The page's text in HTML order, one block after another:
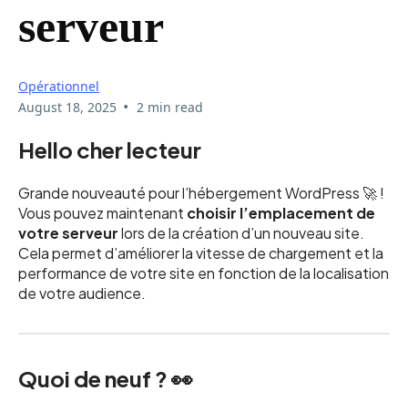
serveur
Opérationnel
August 18, 2025 • 2 min read
Hello cher lecteur
Grande nouveauté pour l’hébergement WordPress 🚀 !
Vous pouvez maintenant choisir l’emplacement de
votre serveurlors de la création d’un nouveau site.
Cela permet d’améliorer la vitesse de chargement et la
performance de votre site en fonction de la localisation
de votre audience.
Quoi de neuf ? 👀